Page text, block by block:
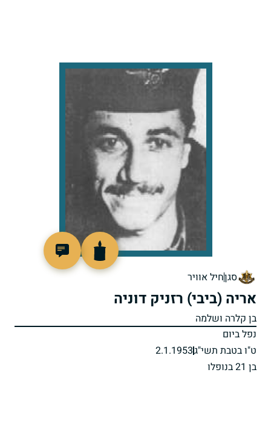
סגןחיל אוויר
אריה (ביבי) רזניק דוניה
בן קלרה ושלמה
נפל ביום
ט"ו בטבת תשי"ג2.1.1953
בן 21 בנופלו